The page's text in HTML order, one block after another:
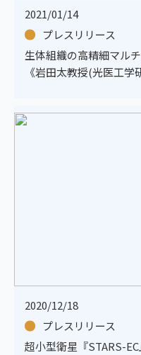
2021/01/14
プレスリリース
生体組織の高精細マル
《岩田太教授(光医工学
2020/12/18
プレスリリース
超小型衛星『STARS-